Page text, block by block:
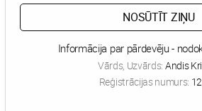
NOSŪTĪT ZIŅU
Informācija par pārdevēju -
Vārds, Uzvārds: Andis
Reģistrācijas numurs: